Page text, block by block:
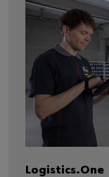
Logistics.One